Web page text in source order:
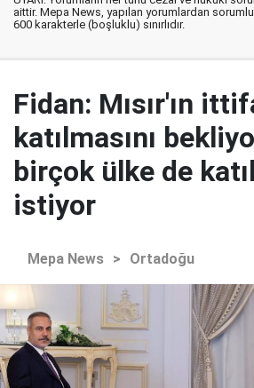
aittir. Mepa News, yapılan yorumlardan
600 karakterle (boşluklu) sınırlıdır.
Fidan: Mısır'ın
katılmasını
birçok ülke de
istiyor
Mepa News > Ortadoğu